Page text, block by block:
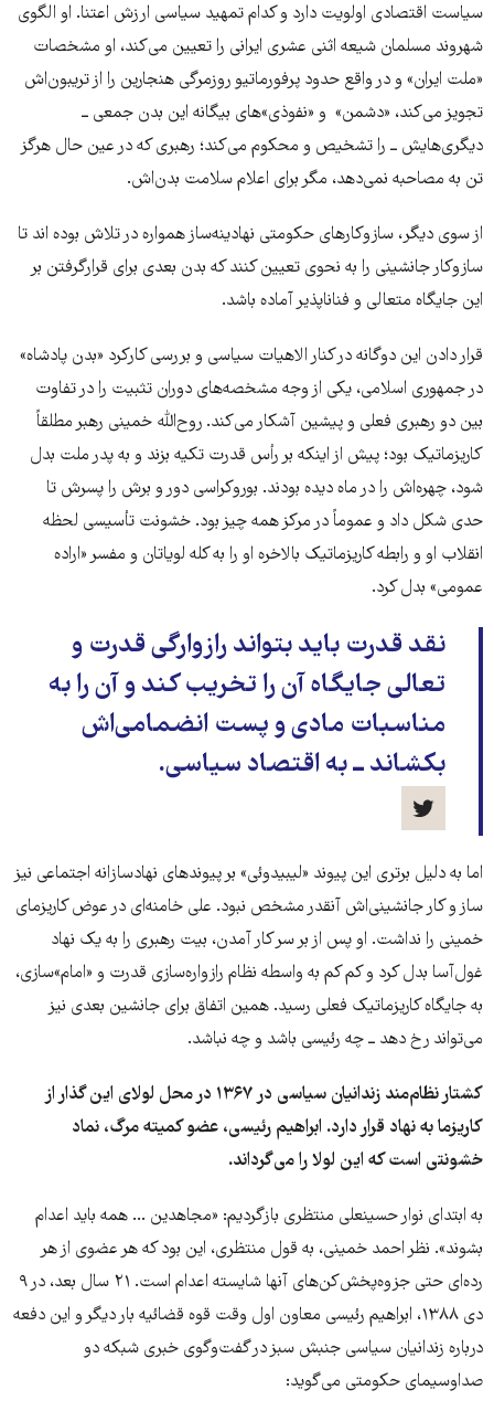
سیاست اقتصادی اولویت دارد و کدام تمهید سیاسی ارزش اعتنا. او الگوی
شهروند مسلمان شیعه اثنی عشری ایرانی را تعیین می‌کند، او مشخصات
«ملت ایران» و در واقع حدود پرفورماتیو روزمرگی هنجارین را از تریبون‌اش
تجویز می‌کند، «دشمن» و «نفوذی»‌های بیگانه این بدن جمعی ــ
دیگری‌هایش ــ را‌ تشخیص و محکوم می‌کند؛ رهبری که در عین حال هرگز
تن به مصاحبه نمی‌دهد، مگر برای اعلام سلامت بدن‌اش.
از سوی دیگر، سازوکارهای حکومتی نهادینه‌ساز همواره در تلاش بوده اند تا
سازوکار جانشینی را به نحوی تعیین کنند که بدن بعدی برای قرارگرفتن بر
این جایگاه متعالی و فناناپذیر آماده باشد.
قرار دادن این دوگانه در کنار الاهیات سیاسی و بررسی کارکرد «بدن پادشاه»
در جمهوری اسلامی، یکی از وجه مشخصه‌های دوران تثبیت را در تفاوت
بین دو رهبری فعلی و پیشین آشکار می‌کند. روح‌الله خمینی رهبر مطلقاً
کاریزماتیک بود؛ پیش از اینکه بر رأس قدرت تکیه بزند و به پدر ملت بدل
شود، چهره‌اش را در ماه دیده بودند. بوروکراسی دور و برش را پسرش تا
حدی شکل داد و عموماً در مرکز همه چیز بود. خشونت تأسیسی لحظه
انقلاب او و رابطه کاریزماتیک بالاخره او را به کله لویاتان و مفسر «اراده
عمومی» بدل کرد.
نقد قدرت باید بتواند رازوارگی قدرت و
تعالی جایگاه آن را تخریب کند و آن را به
مناسبات مادی و پست انضمامی‌اش
بکشاند ــ به اقتصاد سیاسی.
اما به دلیل برتری این پیوند «لیبیدوئی» بر پیوندهای نهادسازانه اجتماعی نیز
ساز و کار جانشینی‌اش آنقدر مشخص نبود. علی خامنه‌ای در عوض کاریزمای
خمینی را نداشت. او پس از بر سر کار آمدن، بیت رهبری را به یک نهاد
غول‌آسا بدل کرد و کم کم به واسطه نظام رازواره‌سازی قدرت و «امام»سازی،
به جایگاه کاریزماتیک فعلی رسید. همین اتفاق برای جانشین بعدی نیز
می‌تواند رخ دهد ــ چه رئیسی باشد و چه نباشد.
کشتار نظام‌مند زندانیان سیاسی در ۱۳۶۷ در محل لولای این گذار از
کاریزما به نهاد قرار دارد. ابراهیم رئیسی، عضو کمیته مرگ، نماد
خشونتی است که این لولا را می‌گرداند.
به ابتدای نوار حسینعلی منتظری بازگردیم: «مجاهدین ... همه باید اعدام
بشوند». نظر احمد خمینی، به قول منتظری، این بود که هر عضوی از هر
رده‌ای حتی جزوه‌پخش‌کن‌های آنها شایسته اعدام است. ۲۱ سال بعد، در ۹
دی ۱۳۸۸، ابراهیم رئیسی معاون اول وقت قوه قضائیه بار دیگر و این دفعه
درباره زندانیان سیاسی جنبش سبز در گفت‌و‌گوی خبری شبکه دو
صداوسیمای حکومتی می‌گوید: